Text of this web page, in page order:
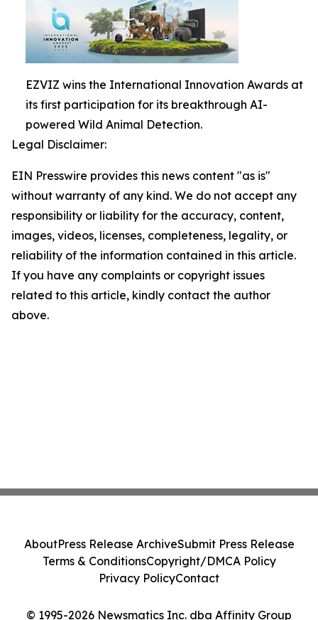
EZVIZ wins the International Innovation Awards at
its first participation for its breakthrough AI-
powered Wild Animal Detection.
Legal Disclaimer:
EIN Presswire provides this news content "as is"
without warranty of any kind. We do not accept any
responsibility or liability for the accuracy, content,
images, videos, licenses, completeness, legality, or
reliability of the information contained in this article.
If you have any complaints or copyright issues
related to this article, kindly contact the author
above.
© 1995-2026 Newsmatics Inc. dba Affinity Group
AboutPress Release ArchiveSubmit Press Release
Terms & ConditionsCopyright/DMCA Policy
Privacy PolicyContact